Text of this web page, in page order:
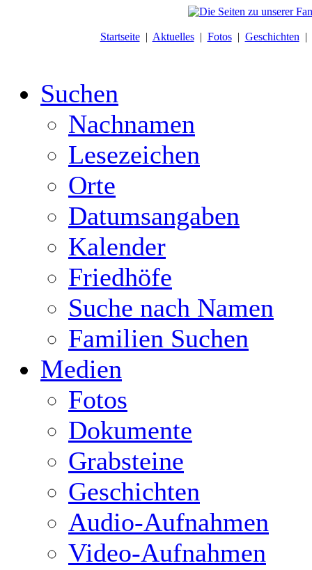
Startseite| Aktuelles| Fotos| Geschichten |
Suchen
Nachnamen
Lesezeichen
Orte
Datumsangaben
Kalender
Friedhöfe
Suche nach Namen
Familien Suchen
Medien
Fotos
Dokumente
Grabsteine
Geschichten
Audio-Aufnahmen
Video-Aufnahmen